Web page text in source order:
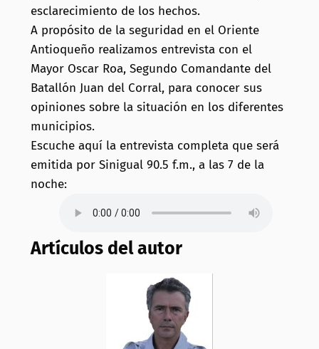
esclarecimiento de los hechos.
A propósito de la seguridad en el Oriente
Antioqueño realizamos entrevista con el
Mayor Oscar Roa, Segundo Comandante del
Batallón Juan del Corral, para conocer sus
opiniones sobre la situación en los diferentes
municipios.
Escuche aquí la entrevista completa que será
emitida por Sinigual 90.5 f.m., a las 7 de la
noche:
Artículos del autor